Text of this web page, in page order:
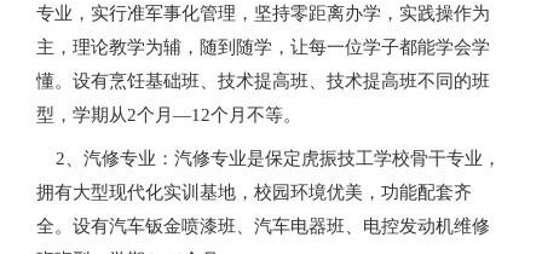
专业，实行准军事化管理，坚持零距离办学，实践操作为
主，理论教学为辅，随到随学，让每一位学子都能学会学
懂。设有烹饪基础班、技术提高班、技术提高班不同的班
型，学期从2个月—12个月不等。
2、汽修专业：汽修专业是保定虎振技工学校骨干专业，
拥有大型现代化实训基地，校园环境优美，功能配套齐
全。设有汽车钣金喷漆班、汽车电器班、电控发动机维修